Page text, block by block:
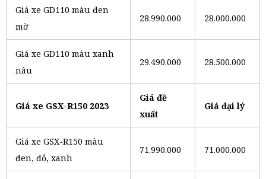
Giá xe GD110 màu đen
mờ
28.990.000 28.000.000
Giá xe GD110 màu xanh
nâu
29.490.000 28.500.000
Giá xe GSX-R150 2023
Giá đề
xuất
Giá đại lý
Giá xe GSX-R150 màu
đen, đỏ, xanh
71.990.000 71.000.000